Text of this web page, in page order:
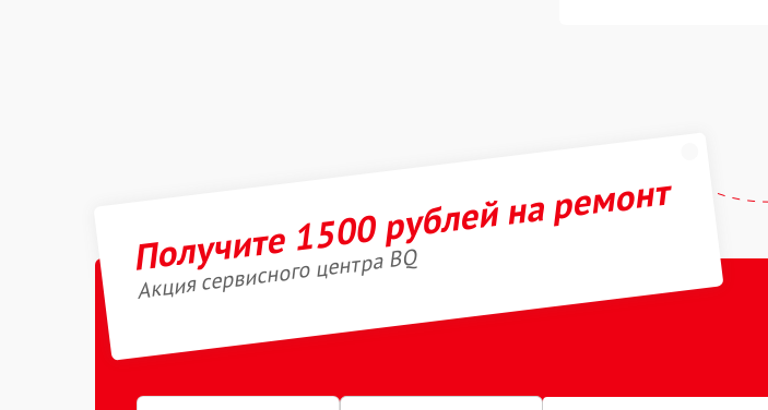
Получите 1500 рублей на ремонт
Акция сервисного центра BQ